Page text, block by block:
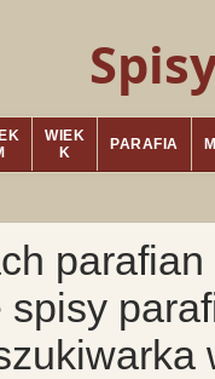
WIEK
K
PARAFIA
spisy